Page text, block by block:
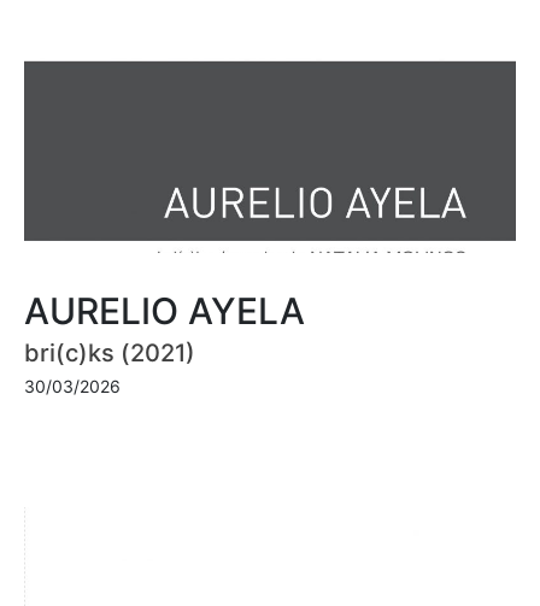
AURELIO AYELA
bri(c)ks (2021)
30/03/2026